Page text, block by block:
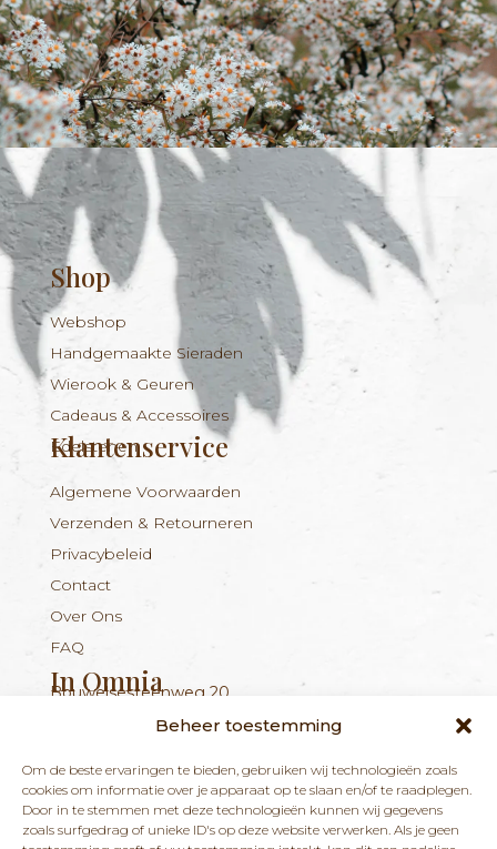
Beheer toestemming
Om de beste ervaringen te bieden, gebruiken wij technologieën zoals
cookies om informatie over je apparaat op te slaan en/of te raadplegen.
Door in te stemmen met deze technologieën kunnen wij gegevens
zoals surfgedrag of unieke ID's op deze website verwerken. Als je geen
Shop
Webshop
Handgemaakte Sieraden
Wierook & Geuren
Cadeaus & Accessoires
Edelstenen
Klantenservice
Algemene Voorwaarden
Verzenden & Retourneren
Privacybeleid
Contact
Over Ons
FAQ
In Omnia
Bouwelsesteenweg 20
BE 1029.893.045
info@inomnia.be
+324 56 96 16 94
Nieuwsbrief
nieuws over onze winkel en praktijk.